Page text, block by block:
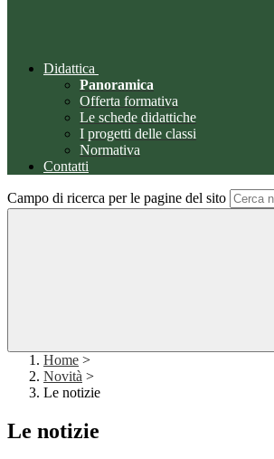
Didattica
Panoramica
Offerta formativa
Le schede didattiche
I progetti delle classi
Normativa
Contatti
Campo di ricerca per le pagine del sito
Home >
Novità >
Le notizie
Le notizie